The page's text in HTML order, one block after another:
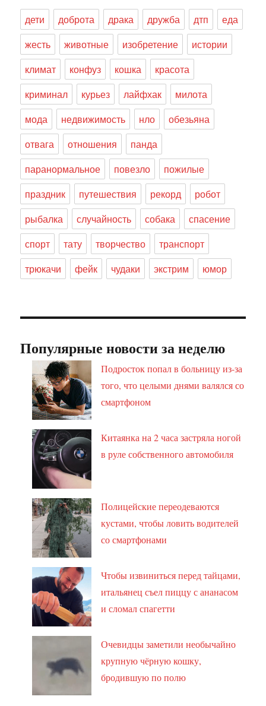
дети доброта драка дружба дтп
еда
жесть
животные изобретение
истории
климат
конфуз кошка
красота
криминал
курьез лайфхак
милота
мода
недвижимость нло
обезьяна
отвага
отношения
панда
паранормальное
повезло
пожилые
праздник
путешествия рекорд
робот
рыбалка
случайность собака
спасение
спорт
тату творчество
транспорт
трюкачи
фейк чудаки экстрим юмор
Популярные новости за неделю
Подросток попал в больницу из-за
того, что целыми днями валялся со
смартфоном
Китаянка на 2 часа застряла ногой
в руле собственного автомобиля
Полицейские переодеваются
кустами, чтобы ловить водителей
со смартфонами
Чтобы извиниться перед тайцами,
итальянец съел пиццу с ананасом
и сломал спагетти
Очевидцы заметили необычайно
крупную чёрную кошку,
бродившую по полю